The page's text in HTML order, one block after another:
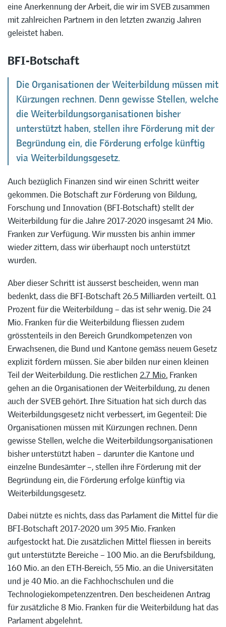
eine Anerkennung der Arbeit, die wir im SVEB zusammen
mit zahlreichen Partnern in den letzten zwanzig Jahren
geleistet haben.
BFI-Botschaft
Die Organisationen der Weiterbildung müssen mit
Kürzungen rechnen. Denn gewisse Stellen, welche
die Weiterbildungsorganisationen bisher
unterstützt haben, stellen ihre Förderung mit der
Begründung ein, die Förderung erfolge künftig
via Weiterbildungsgesetz.
Auch bezüglich Finanzen sind wir einen Schritt weiter
gekommen. Die Botschaft zur Förderung von Bildung,
Forschung und Innovation (BFI-Botschaft) stellt der
Weiterbildung für die Jahre 2017-2020 insgesamt 24 Mio.
Franken zur Verfügung. Wir mussten bis anhin immer
wieder zittern, dass wir überhaupt noch unterstützt
wurden.
Aber dieser Schritt ist äusserst bescheiden, wenn man
bedenkt, dass die BFI-Botschaft 26.5 Milliarden verteilt. 0.1
Prozent für die Weiterbildung – das ist sehr wenig. Die 24
Mio. Franken für die Weiterbildung fliessen zudem
grösstenteils in den Bereich Grundkompetenzen von
Erwachsenen, die Bund und Kantone gemäss neuem Gesetz
explizit fördern müssen. Sie aber bilden nur einen kleinen
Teil der Weiterbildung. Die restlichen 2.7 Mio. Franken
gehen an die Organisationen der Weiterbildung, zu denen
auch der SVEB gehört. Ihre Situation hat sich durch das
Weiterbildungsgesetz nicht verbessert, im Gegenteil: Die
Organisationen müssen mit Kürzungen rechnen. Denn
gewisse Stellen, welche die Weiterbildungsorganisationen
bisher unterstützt haben – darunter die Kantone und
einzelne Bundesämter –, stellen ihre Förderung mit der
Begründung ein, die Förderung erfolge künftig via
Weiterbildungsgesetz.
Dabei nützte es nichts, dass das Parlament die Mittel für die
BFI-Botschaft 2017-2020 um 395 Mio. Franken
aufgestockt hat. Die zusätzlichen Mittel fliessen in bereits
gut unterstützte Bereiche – 100 Mio. an die Berufsbildung,
160 Mio. an den ETH-Bereich, 55 Mio. an die Universitäten
und je 40 Mio. an die Fachhochschulen und die
Technologiekompetenzzentren. Den bescheidenen Antrag
für zusätzliche 8 Mio. Franken für die Weiterbildung hat das
Parlament abgelehnt.